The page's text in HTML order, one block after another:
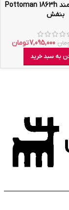
قهوه ساز هومند Pottoman 1863h
بنفش
7,095,000تومان
به سبد خرید